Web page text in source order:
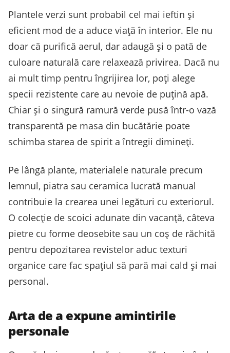
Plantele verzi sunt probabil cel mai ieftin și
eficient mod de a aduce viață în interior. Ele nu
doar că purifică aerul, dar adaugă și o pată de
culoare naturală care relaxează privirea. Dacă nu
ai mult timp pentru îngrijirea lor, poți alege
specii rezistente care au nevoie de puțină apă.
Chiar și o singură ramură verde pusă într-o vază
transparentă pe masa din bucătărie poate
schimba starea de spirit a întregii dimineți.
Pe lângă plante, materialele naturale precum
lemnul, piatra sau ceramica lucrată manual
contribuie la crearea unei legături cu exteriorul.
O colecție de scoici adunate din vacanță, câteva
pietre cu forme deosebite sau un coș de răchită
pentru depozitarea revistelor aduc texturi
organice care fac spațiul să pară mai cald și mai
personal.
Arta de a expune amintirile
personale